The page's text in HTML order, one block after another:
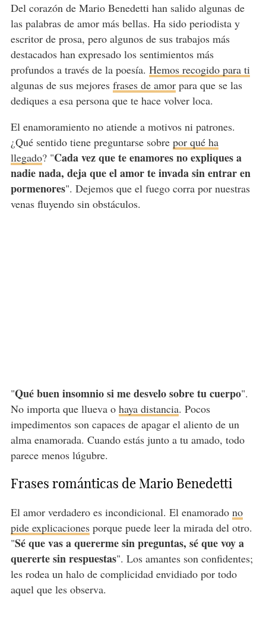
Del corazón de Mario Benedetti han salido algunas de
las palabras de amor más bellas. Ha sido periodista y
escritor de prosa, pero algunos de sus trabajos más
destacados han expresado los sentimientos más
profundos a través de la poesía. Hemos recogido para ti
algunas de sus mejores frases de amorpara que se las
dediques a esa persona que te hace volver loca.
El enamoramiento no atiende a motivos ni patrones.
¿Qué sentido tiene preguntarse sobre por qué ha
llegado? "Cada vez que te enamores no expliques a
nadie nada, deja que el amor te invada sin entrar en
pormenores". Dejemos que el fuego corra por nuestras
venas fluyendo sin obstáculos.
"Qué buen insomnio si me desvelo sobre tu cuerpo".
No importa que llueva o haya distancia. Pocos
impedimentos son capaces de apagar el aliento de un
alma enamorada. Cuando estás junto a tu amado, todo
parece menos lúgubre.
Frases románticas de Mario Benedetti
El amor verdadero es incondicional. El enamorado no
pide explicacionesporque puede leer la mirada del otro.
"Sé que vas a quererme sin preguntas, sé que voy a
quererte sin respuestas". Los amantes son confidentes;
les rodea un halo de complicidad envidiado por todo
aquel que les observa.